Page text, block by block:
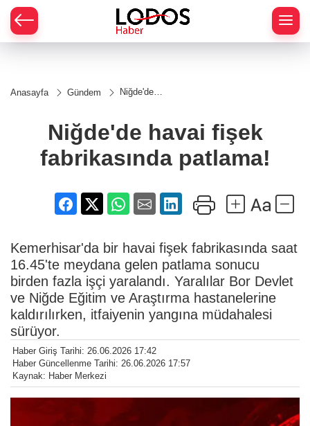
Anasayfa Gündem
Niğde'de
patlama!
Niğde'de havai fişek
fabrikasında patlama!
Kemerhisar'da bir havai fişek fabrikasında saat
16.45'te meydana gelen patlama sonucu
birden fazla işçi yaralandı. Yaralılar Bor Devlet
ve Niğde Eğitim ve Araştırma hastanelerine
kaldırılırken, itfaiyenin yangına müdahalesi
sürüyor.
Haber Giriş Tarihi: 26.06.2026 17:42
Haber Güncellenme Tarihi: 26.06.2026 17:57
Kaynak: Haber Merkezi